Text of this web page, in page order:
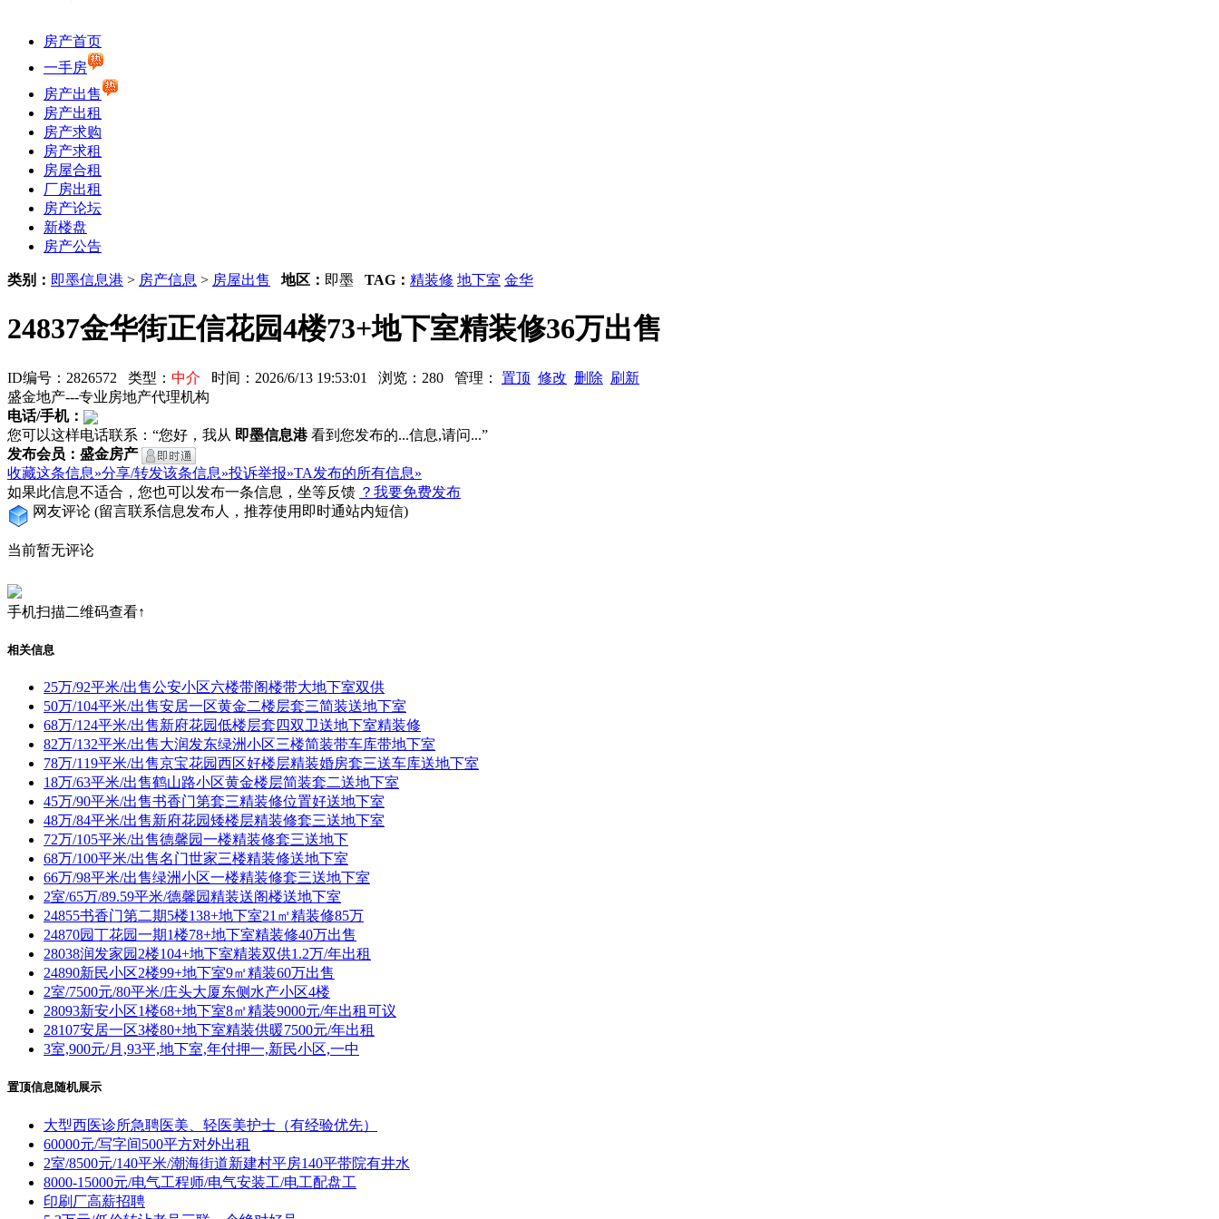
房产首页
一手房
房产出售
房产出租
房产求购
房产求租
房屋合租
厂房出租
房产论坛
新楼盘
房产公告
类别： 即墨信息港 > 房产信息 > 房屋出售 地区： 即墨 TAG： 精装修 地下室 金华
24837金华街正信花园4楼73+地下室精装修36万出售
ID编号：2826572 类型： 中介 时间：2026/6/13 19:53:01 浏览：280 管理： 置顶 修改 删除 刷新
盛金地产---专业房地产代理机构
电话/手机：
您可以这样电话联系：“您好，我从 即墨信息港看到您发布的...信息,请问...”
发布会员：盛金房产
收藏这条信息»分享/转发该条信息»投诉举报»TA发布的所有信息»
如果此信息不适合，您也可以发布一条信息，坐等反馈 ？我要免费发布
网友评论 (留言联系信息发布人，推荐使用即时通站内短信)
当前暂无评论
手机扫描二维码查看↑
相关信息
25万/92平米/出售公安小区六楼带阁楼带大地下室双供
50万/104平米/出售安居一区黄金二楼层套三简装送地下室
68万/124平米/出售新府花园低楼层套四双卫送地下室精装修
82万/132平米/出售大润发东绿洲小区三楼简装带车库带地下室
78万/119平米/出售京宝花园西区好楼层精装婚房套三送车库送地下室
18万/63平米/出售鹤山路小区黄金楼层简装套二送地下室
45万/90平米/出售书香门第套三精装修位置好送地下室
48万/84平米/出售新府花园矮楼层精装修套三送地下室
72万/105平米/出售德馨园一楼精装修套三送地下
68万/100平米/出售名门世家三楼精装修送地下室
66万/98平米/出售绿洲小区一楼精装修套三送地下室
2室/65万/89.59平米/德馨园精装送阁楼送地下室
24855书香门第二期5楼138+地下室21㎡精装修85万
24870园丁花园一期1楼78+地下室精装修40万出售
28038润发家园2楼104+地下室精装双供1.2万/年出租
24890新民小区2楼99+地下室9㎡精装60万出售
2室/7500元/80平米/庄头大厦东侧水产小区4楼
28093新安小区1楼68+地下室8㎡精装9000元/年出租可议
28107安居一区3楼80+地下室精装供暖7500元/年出租
3室,900元/月,93平,地下室,年付押一,新民小区,一中
置顶信息随机展示
大型西医诊所急聘医美、轻医美护士（有经验优先）
60000元/写字间500平方对外出租
2室/8500元/140平米/潮海街道新建村平房140平带院有井水
8000-15000元/电气工程师/电气安装工/电工配盘工
印刷厂高薪招聘